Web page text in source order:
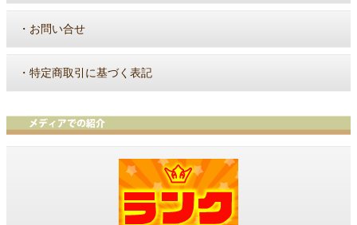
・ お問い合せ
・ 特定商取引に基づく表記